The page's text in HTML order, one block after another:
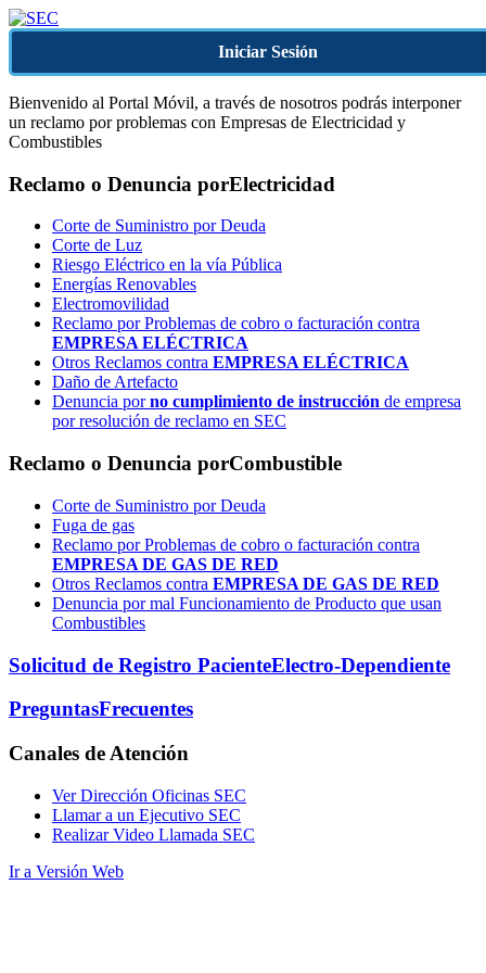
Iniciar Sesión
Bienvenido al Portal Móvil, a través de nosotros podrás interponer
un reclamo por problemas con Empresas de Electricidad y
Combustibles
Reclamo o Denuncia porElectricidad
Corte de Suministro por Deuda
Corte de Luz
Riesgo Eléctrico en la vía Pública
Energías Renovables
Electromovilidad
Reclamo por Problemas de cobro o facturación contra
EMPRESA ELÉCTRICA
Otros Reclamos contra EMPRESA ELÉCTRICA
Daño de Artefacto
Denuncia porno cumplimiento de instrucción de empresa
por resolución de reclamo en SEC
Reclamo o Denuncia porCombustible
Corte de Suministro por Deuda
Fuga de gas
Reclamo por Problemas de cobro o facturación contra
EMPRESA DE GAS DE RED
Otros Reclamos contra EMPRESA DE GAS DE RED
Denuncia por mal Funcionamiento de Producto que usan
Combustibles
Solicitud de Registro PacienteElectro-Dependiente
PreguntasFrecuentes
Canales de Atención
Ver Dirección Oficinas SEC
Llamar a un Ejecutivo SEC
Realizar Video Llamada SEC
Ir a Versión Web